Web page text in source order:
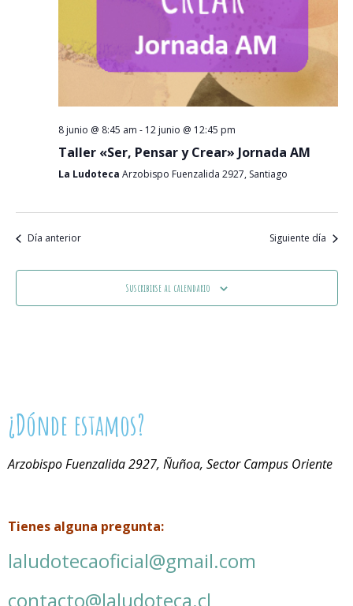
8 junio @ 8:45 am - 12 junio @ 12:45 pm
Taller «Ser, Pensar y Crear» Jornada AM
La Ludoteca Arzobispo Fuenzalida 2927, Santiago
Día anterior Siguiente día
Suscribirse al calendario
¿Dónde estamos?
Arzobispo Fuenzalida 2927, Ñuñoa, Sector Campus Oriente
Tienes alguna pregunta:
laludotecaoficial@gmail.com
contacto@laludoteca.cl